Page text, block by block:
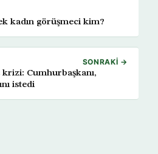
kadın görüşmeci kim?
SONRAKI →
Cumhurbaşkanı,
istedi